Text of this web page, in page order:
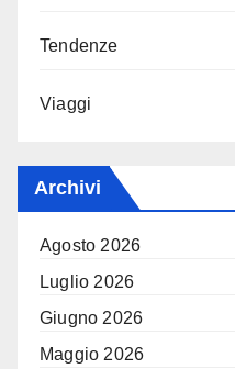
Tendenze
Viaggi
Archivi
Agosto 2026
Luglio 2026
Giugno 2026
Maggio 2026